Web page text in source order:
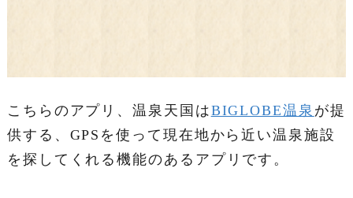
こちらのアプリ、温泉天国はBIGLOBE温泉 が提
供する、GPSを使って現在地から近い温泉施設
を探してくれる機能のあるアプリです。